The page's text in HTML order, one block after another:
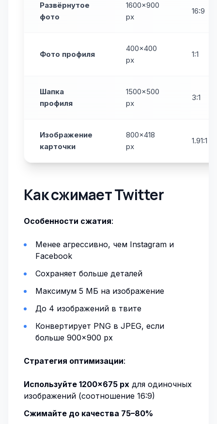
Развёрнутое
фото
1600×900
px
16:9
Фото профиля
400×400
px
1:1
Шапка
профиля
1500×500
px
3:1
Изображение
карточки
800×418
px
1.91:1
Как сжимает Twitter
Особенности сжатия:
Менее агрессивно, чем Instagram и
Facebook
Сохраняет больше деталей
Максимум 5 МБ на изображение
До 4 изображений в твите
Конвертирует PNG в JPEG, если
больше 900×900 px
Стратегия оптимизации:
Используйте 1200×675 px для одиночных
изображений (соотношение 16:9)
Сжимайте до качества 75–80%